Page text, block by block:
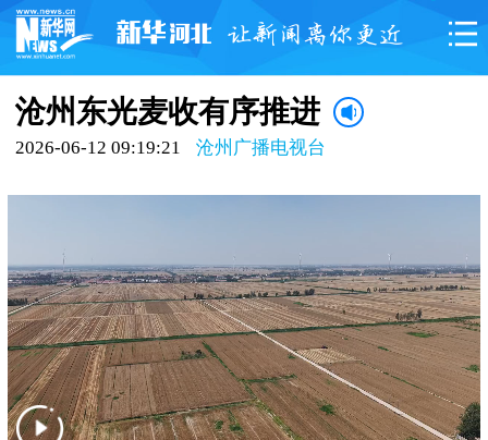
沧州东光麦收有序推进
2026-06-12 09:19:21 沧州广播电视台